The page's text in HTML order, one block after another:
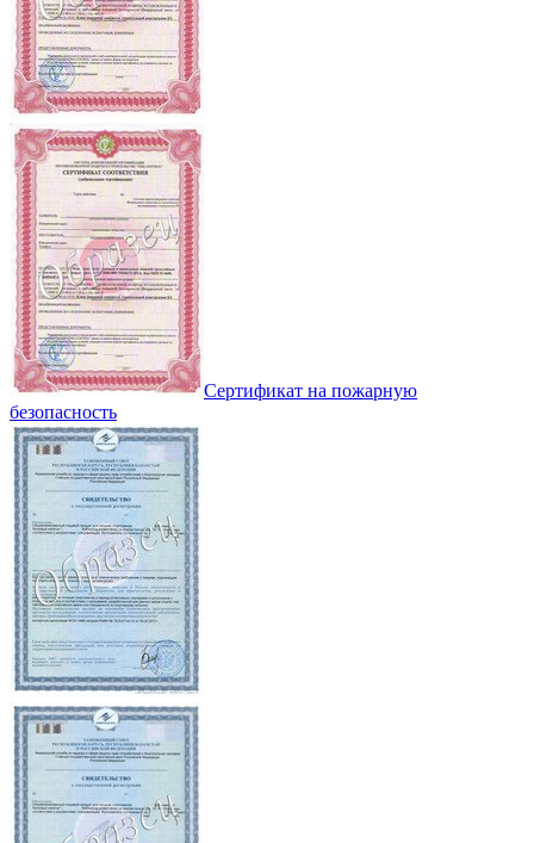
Сертификат на пожарную
безопасность